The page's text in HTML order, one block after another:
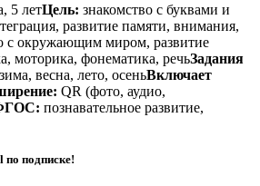
5 летЦель: знакомство с буквами и
развитие памяти, внимания,
с окружающим миром, развитие
моторика, фонематика, речьЗадания
зима, весна, лето, осеньВключает
QR (фото, аудио,
познавательное развитие,
по подписке!